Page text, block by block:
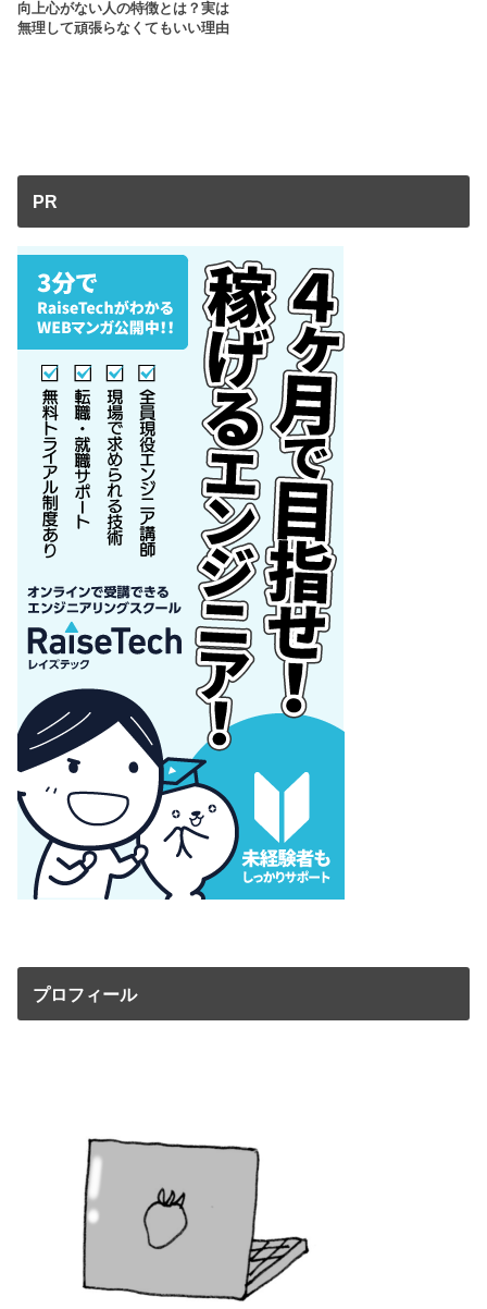
向上心がない人の特徴とは？実は
無理して頑張らなくてもいい理由
PR
プロフィール